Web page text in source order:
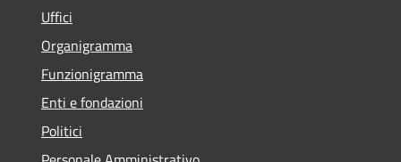
Uffici
Organigramma
Funzionigramma
Enti e fondazioni
Politici